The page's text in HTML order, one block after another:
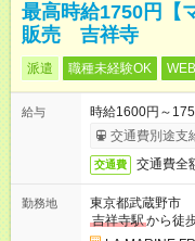
最高時給1750円【
販売 吉祥寺
派遣 職種未経験OK
給与
時給1600円～
交通費別途支
交通費 交通費全
勤務地
東京都武蔵野市
吉祥寺駅から徒